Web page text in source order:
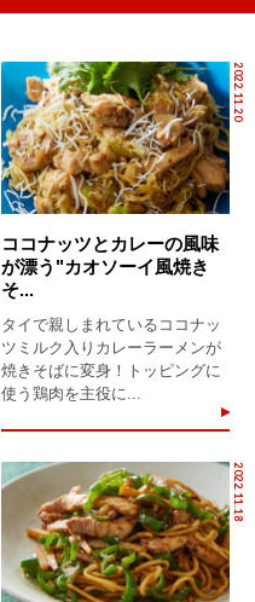
2022.11.20
ココナッツとカレーの風味
が漂う"カオソーイ風焼き
そ...
タイで親しまれているココナッ
ツミルク入りカレーラーメンが
焼きそばに変身！トッピングに
使う鶏肉を主役に...
2022.11.18